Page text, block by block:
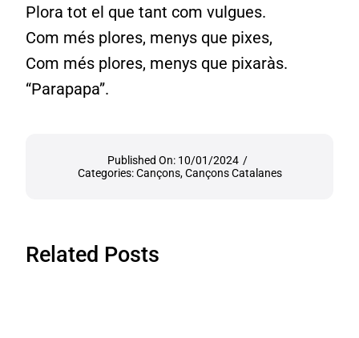
Plora tot el que tant com vulgues.
Com més plores, menys que pixes,
Com més plores, menys que pixaràs.
“Parapapa”.
Published On: 10/01/2024 /
Categories:Cançons,Cançons Catalanes
Related Posts